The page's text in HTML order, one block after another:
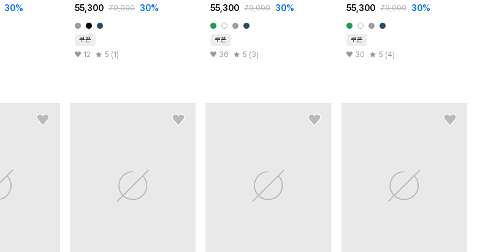
30% 55,300 79,000 30%
쿠폰
12 5 (1)
55,300 79,000 30%
쿠폰
36 5 (3)
55,300 79,000 30%
쿠폰
30 5 (4)